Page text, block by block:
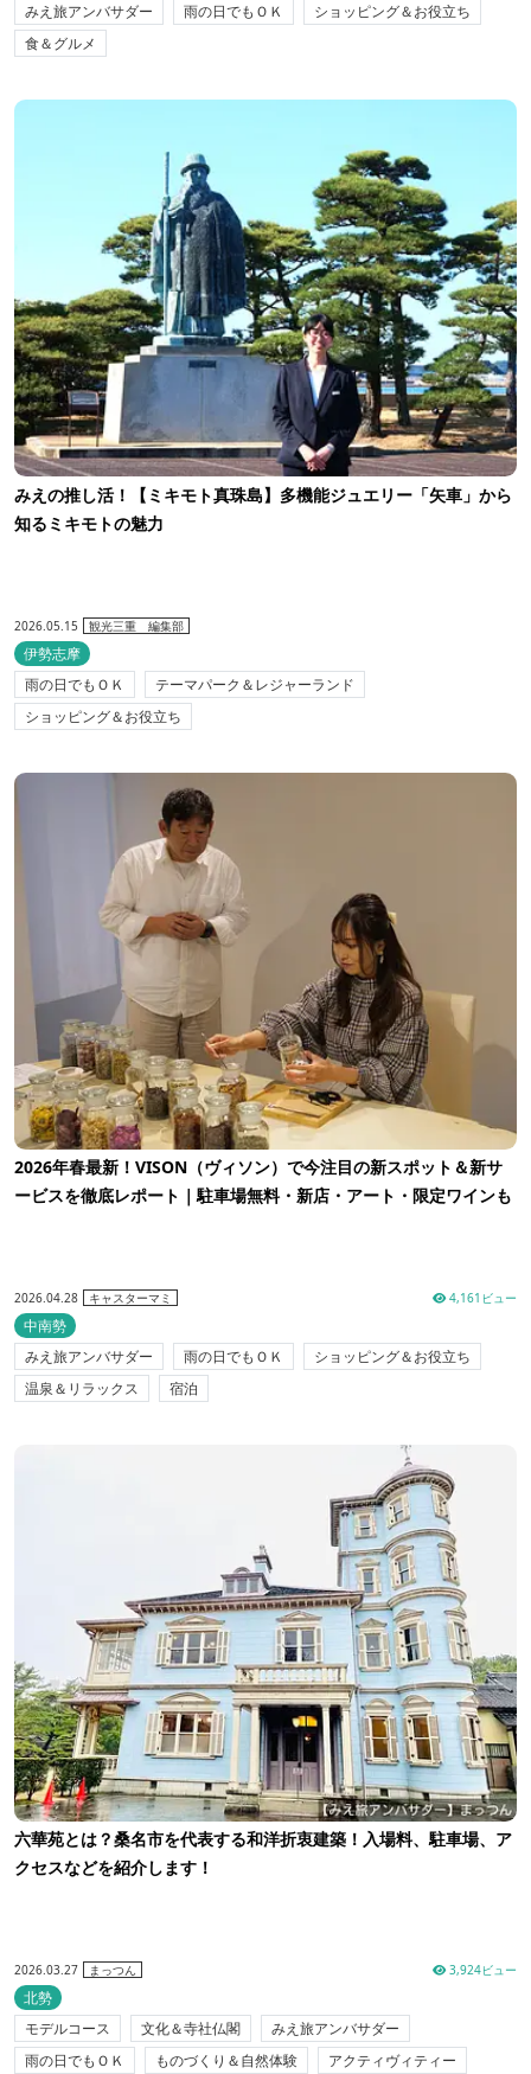
みえ旅アンバサダー
雨の日でもＯＫ
ショッピング＆お役立ち
食＆グルメ
みえの推し活！【ミキモト真珠島】多機能ジュエリー「矢車」から
知るミキモトの魅力
2026.05.15 観光三重 編集部
伊勢志摩
雨の日でもＯＫ
テーマパーク＆レジャーランド
ショッピング＆お役立ち
2026年春最新！VISON（ヴィソン）で今注目の新スポット＆新サ
ービスを徹底レポート｜駐車場無料・新店・アート・限定ワインも
2026.04.28 キャスターマミ 4,161ビュー
中南勢
みえ旅アンバサダー
雨の日でもＯＫ
ショッピング＆お役立ち
温泉＆リラックス
宿泊
六華苑とは？桑名市を代表する和洋折衷建築！入場料、駐車場、ア
クセスなどを紹介します！
2026.03.27 まっつん 3,924ビュー
北勢
モデルコース
文化＆寺社仏閣
みえ旅アンバサダー
雨の日でもＯＫ
ものづくり＆自然体験 アクティヴィティー